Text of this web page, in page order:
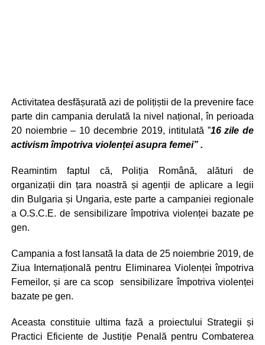
Activitatea desfășurată azi de polițiștii de la prevenire face
parte din campania derulată la nivel național, în perioada
20 noiembrie – 10 decembrie 2019, intitulată ”16 zile de
activism împotriva violenței asupra femei” .
Reamintim faptul că, Poliția Română, alături de
organizații din țara noastră și agenții de aplicare a legii
din Bulgaria și Ungaria, este parte a campaniei regionale
a O.S.C.E. de sensibilizare împotriva violenței bazate pe
gen.
Campania a fost lansată la data de 25 noiembrie 2019, de
Ziua Internațională pentru Eliminarea Violenței împotriva
Femeilor, și are ca scop sensibilizare împotriva violenței
bazate pe gen.
Aceasta constituie ultima fază a proiectului Strategii și
Practici Eficiente de Justiție Penală pentru Combaterea